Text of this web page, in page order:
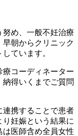
努め、一般不妊治療
朝からクリニック
ています。
療コーディネーター
得いくまでご質問
連携することで患者
妊娠という結果に
医師含め全員女性